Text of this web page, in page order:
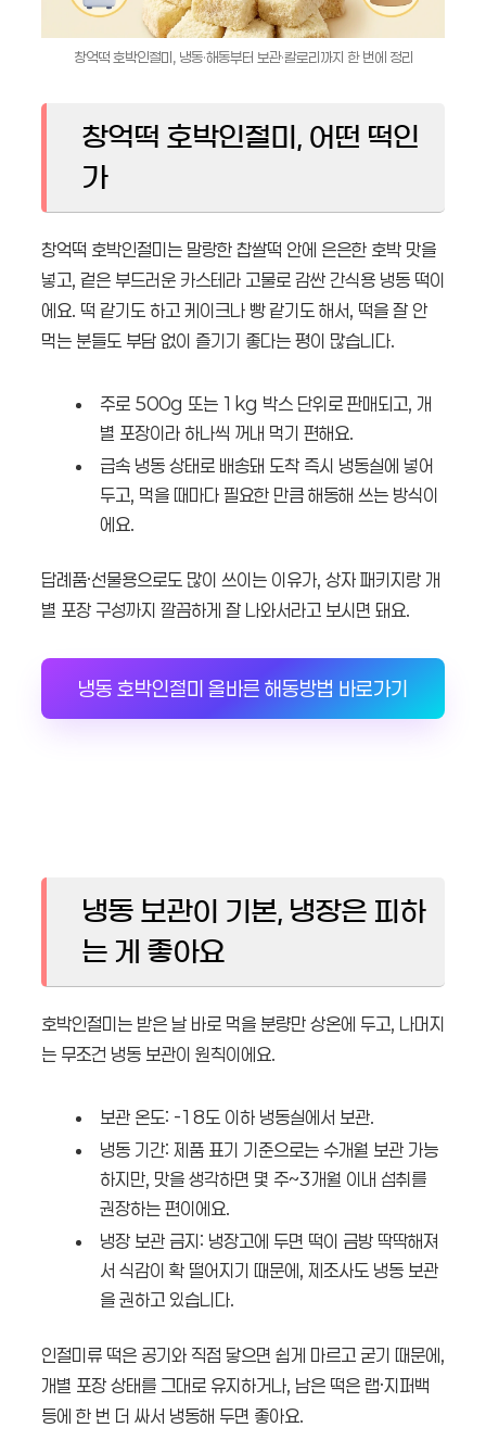
창억떡 호박인절미, 냉동·해동부터 보관·칼로리까지 한 번에 정리
창억떡 호박인절미, 어떤 떡인
가
창억떡 호박인절미는 말랑한 찹쌀떡 안에 은은한 호박 맛을
넣고, 겉은 부드러운 카스테라 고물로 감싼 간식용 냉동 떡이
에요. 떡 같기도 하고 케이크나 빵 같기도 해서, 떡을 잘 안
먹는 분들도 부담 없이 즐기기 좋다는 평이 많습니다.
주로 500g 또는 1kg 박스 단위로 판매되고, 개
별 포장이라 하나씩 꺼내 먹기 편해요.
급속 냉동 상태로 배송돼 도착 즉시 냉동실에 넣어
두고, 먹을 때마다 필요한 만큼 해동해 쓰는 방식이
에요.
답례품·선물용으로도 많이 쓰이는 이유가, 상자 패키지랑 개
별 포장 구성까지 깔끔하게 잘 나와서라고 보시면 돼요.
냉동 호박인절미 올바른 해동방법 바로가기
냉동 보관이 기본, 냉장은 피하
는 게 좋아요
호박인절미는 받은 날 바로 먹을 분량만 상온에 두고, 나머지
는 무조건 냉동 보관이 원칙이에요.
보관 온도: -18도 이하 냉동실에서 보관.
냉동 기간: 제품 표기 기준으로는 수개월 보관 가능
하지만, 맛을 생각하면 몇 주~3개월 이내 섭취를
권장하는 편이에요.
냉장 보관 금지: 냉장고에 두면 떡이 금방 딱딱해져
서 식감이 확 떨어지기 때문에, 제조사도 냉동 보관
을 권하고 있습니다.
인절미류 떡은 공기와 직접 닿으면 쉽게 마르고 굳기 때문에,
개별 포장 상태를 그대로 유지하거나, 남은 떡은 랩·지퍼백
등에 한 번 더 싸서 냉동해 두면 좋아요.